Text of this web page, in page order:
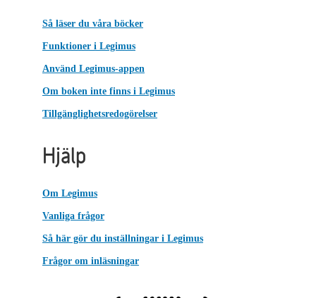
Så läser du våra böcker
Funktioner i Legimus
Använd Legimus-appen
Om boken inte finns i Legimus
Tillgänglighetsredogörelser
Hjälp
Om Legimus
Vanliga frågor
Så här gör du inställningar i Legimus
Frågor om inläsningar